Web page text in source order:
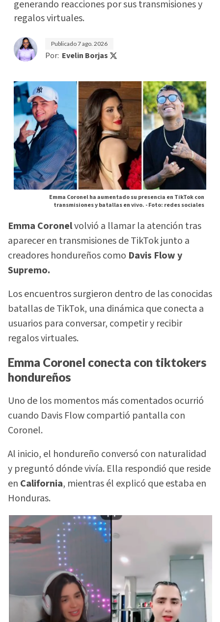
generando reacciones por sus transmisiones y
regalos virtuales.
Publicado7 ago. 2026
Por: Evelin Borjas
Emma Coronel ha aumentado su presencia en TikTok con
transmisiones y batallas en vivo. -Foto: redes sociales
Emma Coronelvolvió a llamar la atención tras
aparecer en transmisiones de TikTok junto a
creadores hondureños como Davis Flow y
Supremo.
Los encuentros surgieron dentro de las conocidas
batallas de TikTok, una dinámica que conecta a
usuarios para conversar, competir y recibir
regalos virtuales.
Emma Coronel conecta con tiktokers
hondureños
Uno de los momentos más comentados ocurrió
cuando Davis Flow compartió pantalla con
Coronel.
Al inicio, el hondureño conversó con naturalidad
y preguntó dónde vivía. Ella respondió que reside
en California, mientras él explicó que estaba en
Honduras.